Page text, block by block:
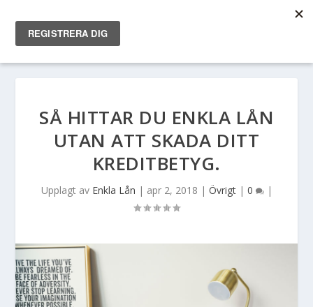
SÅ HITTAR DU ENKLA LÅN
UTAN ATT SKADA DITT
KREDITBETYG.
Upplagt av Enkla Lån | apr 2, 2018 | Övrigt| 0 |